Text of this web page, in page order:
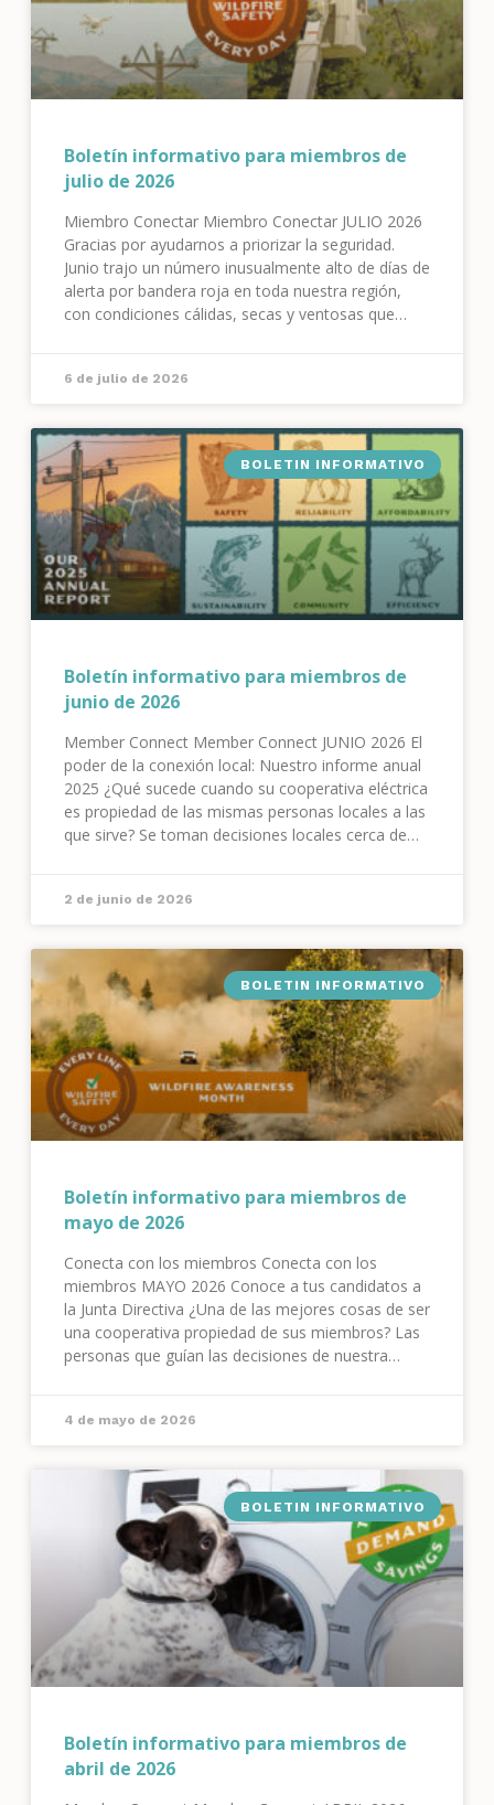
Boletín informativo para miembros de
julio de 2026
Miembro Conectar Miembro Conectar JULIO 2026
Gracias por ayudarnos a priorizar la seguridad.
Junio trajo un número inusualmente alto de días de
alerta por bandera roja en toda nuestra región,
con condiciones cálidas, secas y ventosas que
detección de incendios.
6 de julio de 2026
BOLETIN INFORMATIVO
Boletín informativo para miembros de
junio de 2026
Member Connect Member Connect JUNIO 2026 El
poder de la conexión local: Nuestro informe anual
2025 ¿Qué sucede cuando su cooperativa eléctrica
es propiedad de las mismas personas locales a las
que sirve? Se toman decisiones locales cerca de
2 de junio de 2026
BOLETIN INFORMATIVO
Boletín informativo para miembros de
mayo de 2026
Conecta con los miembros Conecta con los
miembros MAYO 2026 Conoce a tus candidatos a
la Junta Directiva ¿Una de las mejores cosas de ser
una cooperativa propiedad de sus miembros? Las
personas que guían las decisiones de nuestra
compañeros miembros se postulan
4 de mayo de 2026
BOLETIN INFORMATIVO
Boletín informativo para miembros de
abril de 2026